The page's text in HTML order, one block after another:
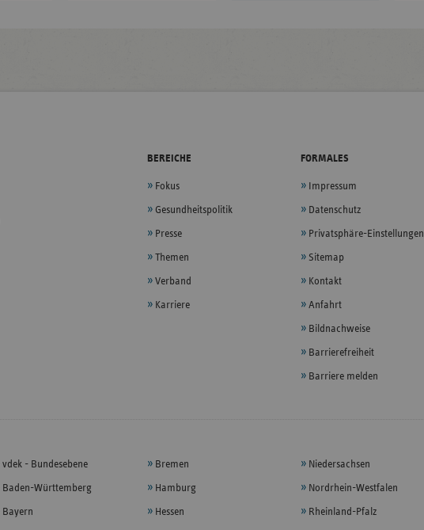
BEREICHE
Fokus
Gesundheitspolitik
Presse
Themen
Verband
Karriere
FORMALES
Impressum
Datenschutz
Privatsphäre-Einstellungen
Sitemap
Kontakt
Anfahrt
Bildnachweise
Barrierefreiheit
Barriere melden
vdek - Bundesebene
Baden-Württemberg
Bayern
Bremen
Hamburg
Hessen
Niedersachsen
Nordrhein-Westfalen
Rheinland-Pfalz